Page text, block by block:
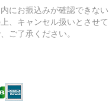
にお振込みが確認できない
、キャンセル扱いとさせて
ご了承ください。